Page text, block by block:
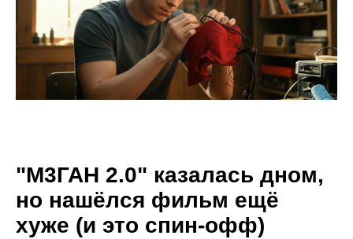
"М3ГАН 2.0" казалась дном,
но нашёлся фильм ещё
хуже (и это спин-офф)